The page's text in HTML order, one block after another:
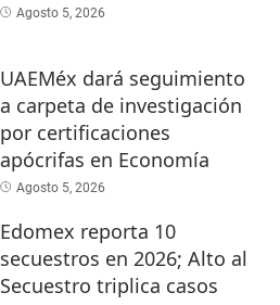
Agosto 5, 2026
UAEMéx dará seguimiento
a carpeta de investigación
por certificaciones
apócrifas en Economía
Agosto 5, 2026
Edomex reporta 10
secuestros en 2026; Alto al
Secuestro triplica casos